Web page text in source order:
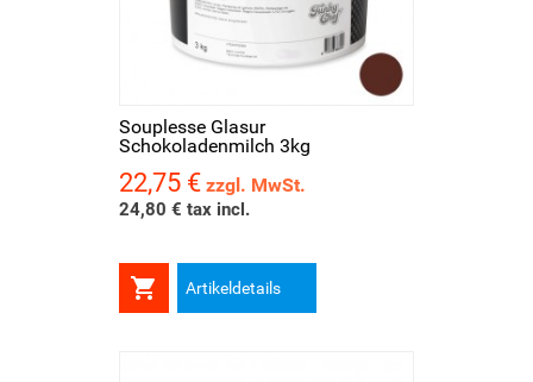
Souplesse Glasur
Schokoladenmilch 3kg
Preis
22,75 € zzgl. MwSt.
24,80 € tax incl.
 Artikeldetails